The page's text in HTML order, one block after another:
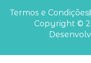
Copyright ©
Termos e Condições